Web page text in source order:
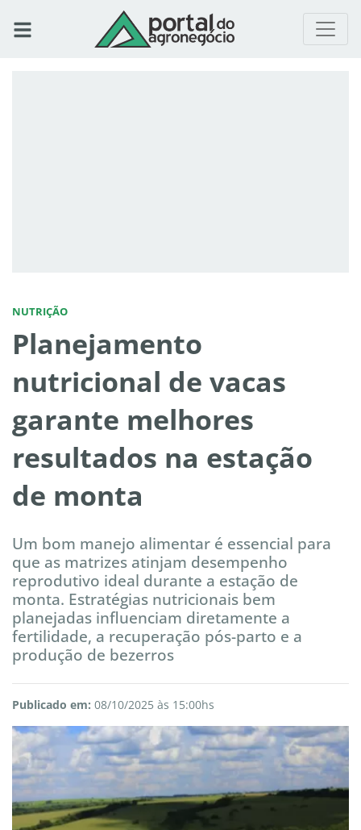
NUTRIÇÃO
Planejamento
nutricional de vacas
garante melhores
resultados na estação
de monta
Um bom manejo alimentar é essencial para
que as matrizes atinjam desempenho
reprodutivo ideal durante a estação de
monta. Estratégias nutricionais bem
planejadas influenciam diretamente a
fertilidade, a recuperação pós-parto e a
produção de bezerros
Publicado em: 08/10/2025 às 15:00hs